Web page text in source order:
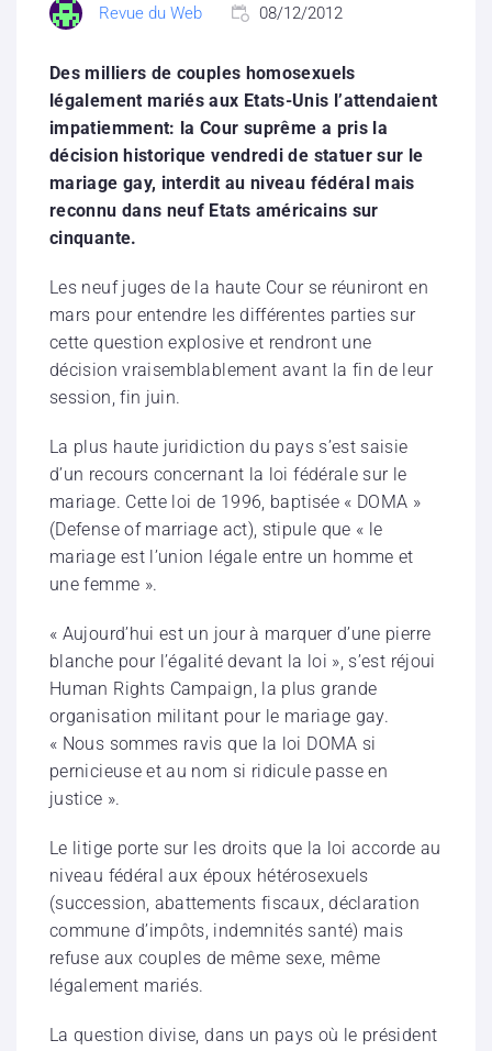
Hébergement solidaire
Revue du Web 08/12/2012
Des milliers de couples homosexuels
légalement mariés aux Etats-Unis l’attendaient
impatiemment: la Cour suprême a pris la
décision historique vendredi de statuer sur le
mariage gay, interdit au niveau fédéral mais
reconnu dans neuf Etats américains sur
cinquante.
Les neuf juges de la haute Cour se réuniront en
mars pour entendre les différentes parties sur
cette question explosive et rendront une
décision vraisemblablement avant la fin de leur
session, fin juin.
La plus haute juridiction du pays s’est saisie
d’un recours concernant la loi fédérale sur le
mariage. Cette loi de 1996, baptisée « DOMA »
(Defense of marriage act), stipule que « le
mariage est l’union légale entre un homme et
une femme ».
« Aujourd’hui est un jour à marquer d’une pierre
blanche pour l’égalité devant la loi », s’est réjoui
Human Rights Campaign, la plus grande
organisation militant pour le mariage gay.
« Nous sommes ravis que la loi DOMA si
pernicieuse et au nom si ridicule passe en
justice ».
Le litige porte sur les droits que la loi accorde au
niveau fédéral aux époux hétérosexuels
(succession, abattements fiscaux, déclaration
commune d’impôts, indemnités santé) mais
refuse aux couples de même sexe, même
légalement mariés.
La question divise, dans un pays où le président